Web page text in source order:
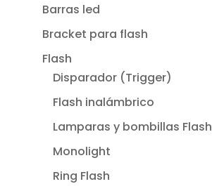
Barras led
Bracket para flash
Flash
Disparador (Trigger)
Flash inalámbrico
Lamparas y bombillas Flash
Monolight
Ring Flash